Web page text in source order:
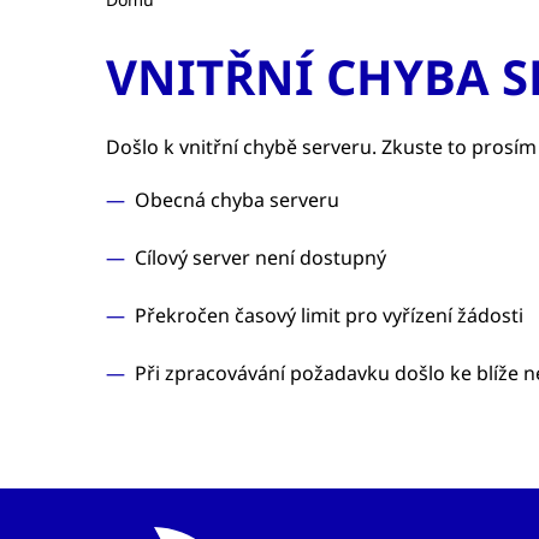
VNITŘNÍ CHYBA
Došlo k vnitřní chybě serveru. Zkuste to
Obecná chyba serveru
Cílový server není dostupný
Překročen časový limit pro vyřízení žádosti
Při zpracovávání požadavku došlo ke blíže